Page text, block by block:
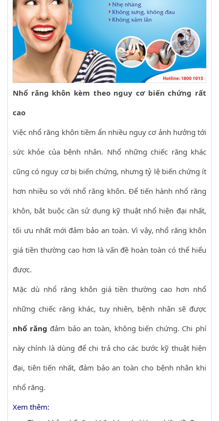
Nhổ răng khôn kèm theo nguy cơ biến chứng rất
cao
Việc nhổ răng khôn tiềm ẩn nhiều nguy cơ ảnh hưởng tới
sức khỏe của bệnh nhân. Nhổ những chiếc răng khác
cũng có nguy cơ bị biến chứng, nhưng tỷ lệ biến chứng ít
hơn nhiều so với nhổ răng khôn. Để tiến hành nhổ răng
khôn, bắt buộc cần sử dụng kỹ thuật nhổ hiện đại nhất,
tối ưu nhất mới đảm bảo an toàn. Vì vậy, nhổ răng khôn
giá tiền thường cao hơn là vấn đề hoàn toàn có thể hiểu
được.
Mặc dù nhổ răng khôn giá tiền thường cao hơn nhổ
những chiếc răng khác, tuy nhiên, bệnh nhân sẽ được
nhổ răng đảm bảo an toàn, không biến chứng. Chi phí
này chính là dùng để chi trả cho các bước kỹ thuật hiện
đại, tiên tiến nhất, đảm bảo an toàn cho bệnh nhân khi
nhổ răng.
Xem thêm: